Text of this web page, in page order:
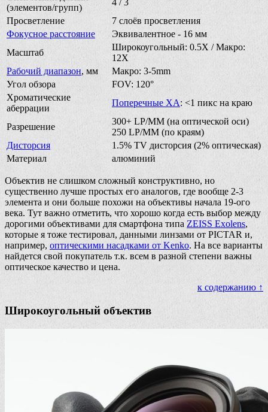
(элементов/групп)
4 / 3
Просветление
7 слоёв просветления
Фокусное расстояние
Эквивалентное - 16 мм
Масштаб
Широкоугольный: 0.5X / Макро:
12X
Рабочий диапазон, мм
Макро: 3-5mm
Угол обзора
FOV: 120°
Хроматические
аберрации
Поперечные ХА: <1 пикс на краю
Разрешение
300+ LP/MM (на оптической оси)
250 LP/MM (по краям)
Дисторсия
1.5% TV дисторсия (2% оптическая)
Материал
алюминий
Объектив не слишком сложный конструктивно, но
существенно лучше простых его аналогов, где вообще 2-3
элемента и они больше похожи на объективы начала 19-ого
века. Тут важно отметить, что хорошо когда есть выбор между
дорогими объективами для смартфона типа ZEISS Exolens,
которые я тоже тестировал, данными линзами от PICTAR и,
например, оптическими насадками от Kenko. На все варианты
найдется свой покупатель т.к. всем в разной степени важны
оптическое качество и цена.
к содержанию ↑
Широкоугольный объектив